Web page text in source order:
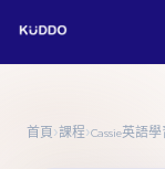
首頁›課程›Cassie英語